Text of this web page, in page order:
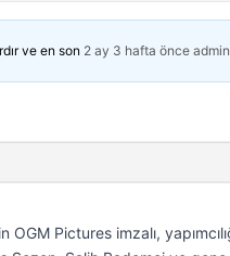
ve en son 2 ay 3 hafta önce admin
OGM Pictures imzalı,